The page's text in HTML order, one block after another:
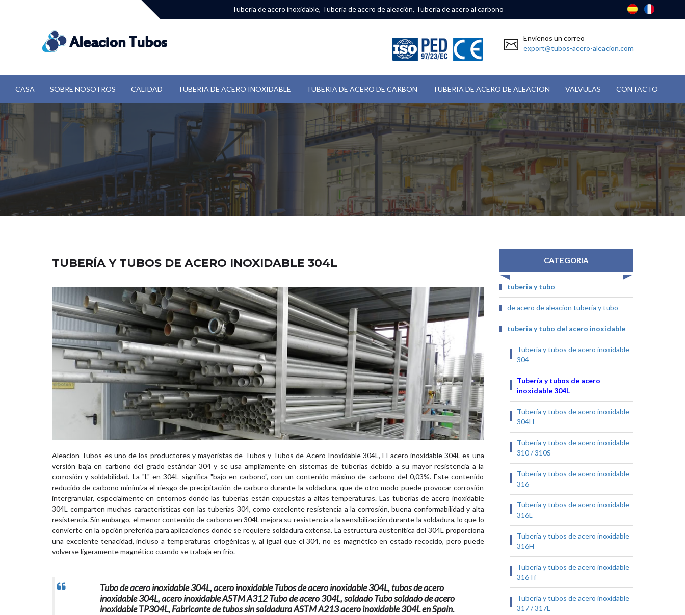
Tubería de acero inoxidable, Tubería de acero de aleación, Tubería de acero al carbono
Envienos un correo
export@tubos-acero-aleacion.com
CASA SOBRE NOSOTROS CALIDAD TUBERIA DE ACERO INOXIDABLE TUBERIA DE ACERO DE CARBON TUBERIA DE ACERO DE ALEACION VALVULAS CONTACTO
TUBERÍA Y TUBOS DE ACERO INOXIDABLE 304L
Aleacion Tubos es uno de los productores y mayoristas de Tubos y Tubos de Acero Inoxidable 304L, El acero inoxidable 304L es una
versión baja en carbono del grado estándar 304 y se usa ampliamente en sistemas de tuberías debido a su mayor resistencia a la
corrosión y soldabilidad. La "L" en 304L significa "bajo en carbono", con un contenido máximo de carbono del 0,03%. Este contenido
reducido de carbono minimiza el riesgo de precipitación de carburo durante la soldadura, que de otro modo puede provocar corrosión
intergranular, especialmente en entornos donde las tuberías están expuestas a altas temperaturas. Las tuberías de acero inoxidable
304L comparten muchas características con las tuberías 304, como excelente resistencia a la corrosión, buena conformabilidad y alta
resistencia. Sin embargo, el menor contenido de carbono en 304L mejora su resistencia a la sensibilización durante la soldadura, lo que lo
convierte en la opción preferida para aplicaciones donde se requiere soldadura extensa. La estructura austenítica del 304L proporciona
una excelente tenacidad, incluso a temperaturas criogénicas y, al igual que el 304, no es magnético en estado recocido, pero puede
volverse ligeramente magnético cuando se trabaja en frío.
Tubo de acero inoxidable 304L, acero inoxidable Tubos de acero inoxidable 304L, tubos de acero
inoxidable 304L, acero inoxidable ASTM A312 Tubo de acero 304L, soldado Tubo soldado de acero
inoxidable TP304L, Fabricante de tubos sin soldadura ASTM A213 acero inoxidable 304L en Spain.
CATEGORIA
tuberia y tubo
de acero de aleacion tuberia y tubo
tuberia y tubo del acero inoxidable
Tubería y tubos de acero inoxidable
304
Tubería y tubos de acero
inoxidable 304L
Tubería y tubos de acero inoxidable
304H
Tubería y tubos de acero inoxidable
310 / 310S
Tubería y tubos de acero inoxidable
316
Tubería y tubos de acero inoxidable
316L
Tubería y tubos de acero inoxidable
316H
Tubería y tubos de acero inoxidable
316Ti
Tubería y tubos de acero inoxidable
317 / 317L